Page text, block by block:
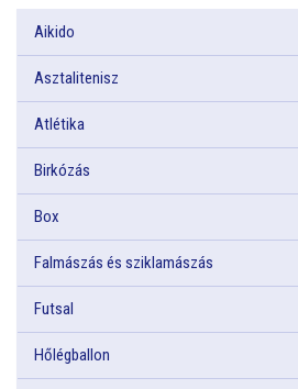
Aikido
Asztalitenisz
Atlétika
Birkózás
Box
Falmászás és sziklamászás
Futsal
Hőlégballon